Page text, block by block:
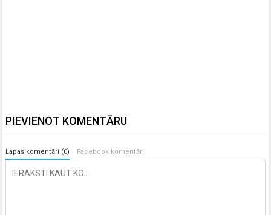
PIEVIENOT KOMENTĀRU
Lapas komentāri (0) Facebook komentāri